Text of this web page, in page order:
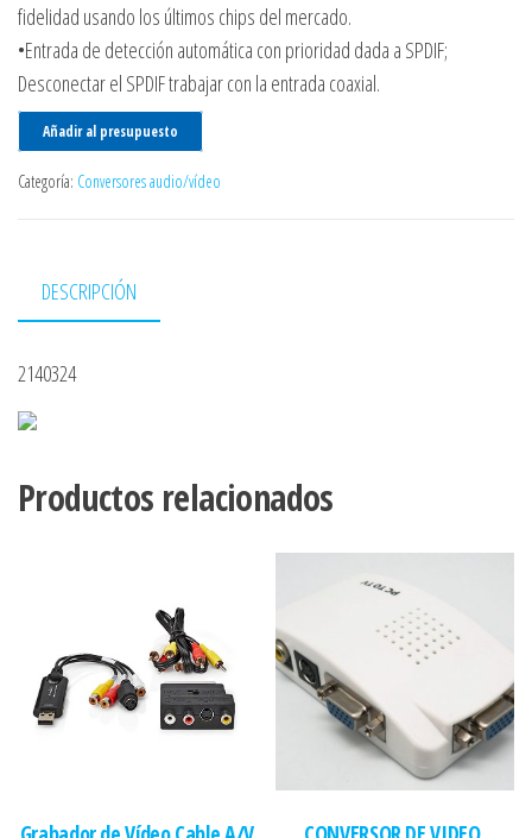
fidelidad usando los últimos chips del mercado.
•Entrada de detección automática con prioridad dada a SPDIF;
Desconectar el SPDIF trabajar con la entrada coaxial.
Añadir al presupuesto
Categoría: Conversores audio/vídeo
DESCRIPCIÓN
2140324
Productos relacionados